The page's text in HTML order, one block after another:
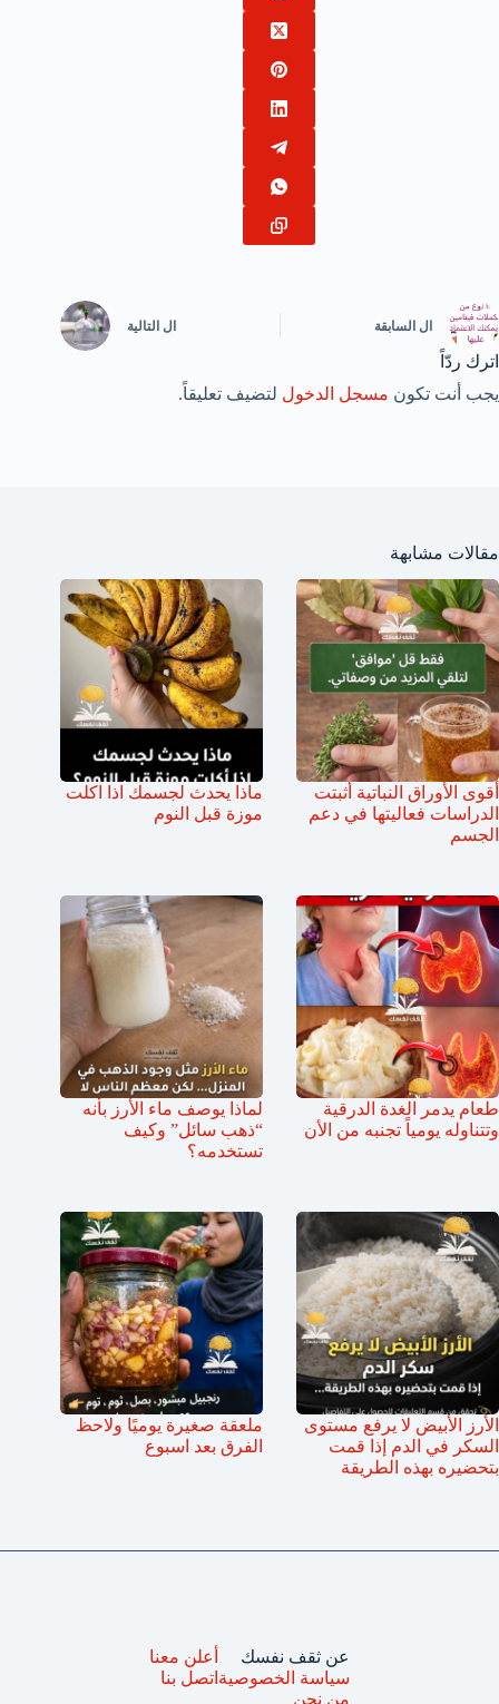
ال السابقة ال التالية
اترك ردّاً
يجب أنت تكون مسجل الدخول لتضيف تعليقاً.
مقالات مشابهة
أقوى الأوراق النباتية أثبتت
الدراسات فعاليتها في دعم
الجسم
ماذا يحدث لجسمك اذا اكلت
موزة قبل النوم
طعام يدمر الغدة الدرقية
وتتناوله يومياً تجنبه من الأن
لماذا يوصف ماء الأرز بأنه
“ذهب سائل” وكيف
تستخدمه؟
الأرز الأبيض لا يرفع مستوى
السكر في الدم إذا قمت
بتحضيره بهذه الطريقة
ملعقة صغيرة يوميًا ولاحظ
الفرق بعد اسبوع
عن ثقف نفسك
سياسة الخصوصية
من نحن
أعلن معنا
اتصل بنا